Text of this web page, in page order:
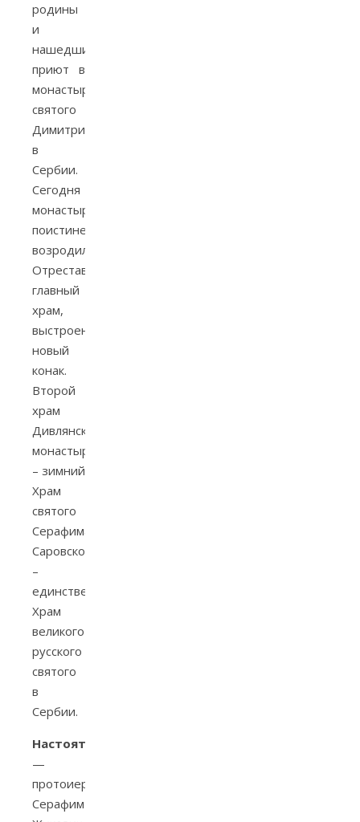
родины
и
нашедших
приют в
монастыре
святого
Димитрия
в
Сербии.
Сегодня
монастырь
поистине
возродился.
Отреставрирован
главный
храм,
выстроен
новый
конак.
Второй
храм
Дивлянского
монастыря
– зимний
Храм
святого
Серафима
Саровского
–
единственный
Храм
великого
русского
святого
в
Сербии.
Настоятель
—
протоиерей
Серафим